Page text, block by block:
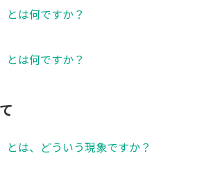
とは何ですか？
とは何ですか？
とは、どういう現象ですか？